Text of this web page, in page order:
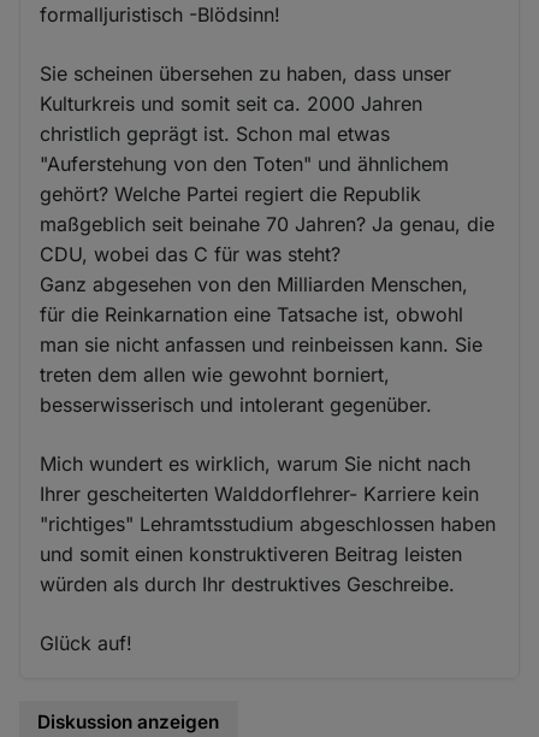
formalljuristisch -Blödsinn!
Sie scheinen übersehen zu haben, dass unser
Kulturkreis und somit seit ca. 2000 Jahren
christlich geprägt ist. Schon mal etwas
"Auferstehung von den Toten" und ähnlichem
gehört? Welche Partei regiert die Republik
maßgeblich seit beinahe 70 Jahren? Ja genau, die
CDU, wobei das C für was steht?
Ganz abgesehen von den Milliarden Menschen,
für die Reinkarnation eine Tatsache ist, obwohl
man sie nicht anfassen und reinbeissen kann. Sie
treten dem allen wie gewohnt borniert,
besserwisserisch und intolerant gegenüber.
Mich wundert es wirklich, warum Sie nicht nach
Ihrer gescheiterten Walddorflehrer- Karriere kein
"richtiges" Lehramtsstudium abgeschlossen haben
und somit einen konstruktiveren Beitrag leisten
würden als durch Ihr destruktives Geschreibe.
Glück auf!
Diskussion anzeigen